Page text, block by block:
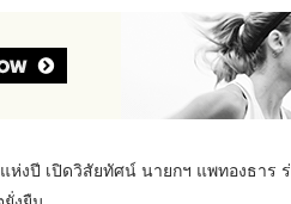
ห่งปี เปิดวิสัยทัศน์ นายกฯ แพทองธาร